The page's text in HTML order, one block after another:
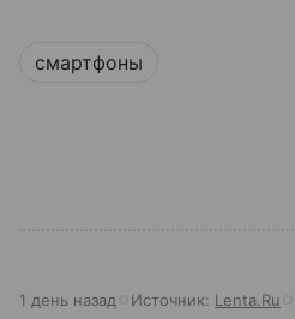
смартфоны
1 день назад Источник: Lenta.Ru